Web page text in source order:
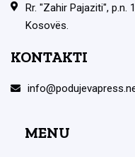
Rr. "Zahir Pajaziti", p.n.
Kosovës.
KONTAKTI
MENU